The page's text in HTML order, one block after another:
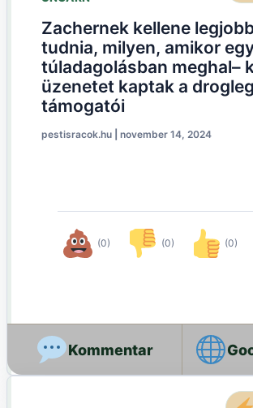
Zachernek kellene
tudnia, milyen, amikor
túladagolásban meghal–
üzenetet kaptak a
támogatói
pestisracok.hu november 14, 2024
(0) (0) (0)